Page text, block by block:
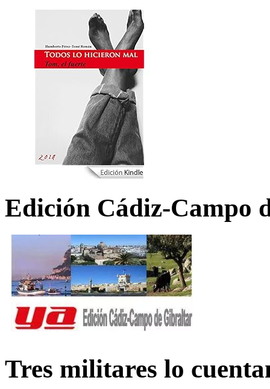
Edición Cádiz-Campo
Tres militares lo